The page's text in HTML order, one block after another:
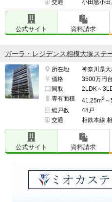
交通 小田急小
公式サイト 資料請求
ガーラ・レジデンス相模大塚ステ
所在地
神奈川県
価格
3500万円
間取
2LDK～
専有面積
41.25m2
総戸数
48戸
交通
相鉄本線
公式サイト 資料請求